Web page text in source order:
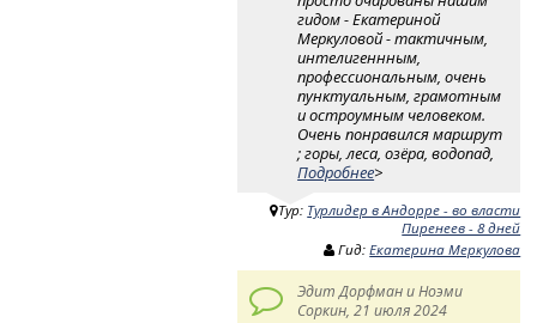
гидом - Екатериной
Меркуловой - тактичным,
интелигеннным,
профессиональным, очень
пунктуальным, грамотным
и остроумным человеком.
Очень понравился маршрут
; горы, леса, озёра, водопад,
Подробнее>
Тур: Турлидер в Андорре - во власти
Пиренеев - 8 дней
Гид:Екатерина Меркулова
Эдит Дорфман и Ноэми
Соркин, 21 июля 2024